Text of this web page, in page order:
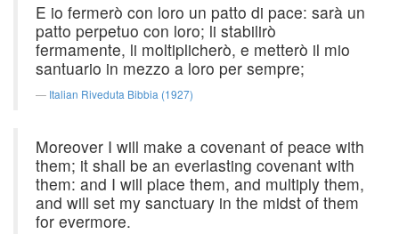
E io fermerò con loro un patto di pace: sarà un
patto perpetuo con loro; li stabilirò
fermamente, li moltiplicherò, e metterò il mio
santuario in mezzo a loro per sempre;
Italian Riveduta Bibbia (1927)
Moreover I will make a covenant of peace with
them; it shall be an everlasting covenant with
them: and I will place them, and multiply them,
and will set my sanctuary in the midst of them
for evermore.